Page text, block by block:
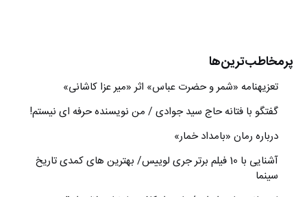
پرمخاطب‌ترین‌ها
تعزیه‎نامه‏ «شمر و حضرت عباس» اثر «میر عزا کاشانی»
گفتگو با فتانه حاج سید جوادی / من نویسنده حرفه ای نیستم!
درباره رمان «بامداد خمار»
آشنایی با 10 فیلم برتر جری لوییس/ بهترین های کمدی تاریخ
سینما